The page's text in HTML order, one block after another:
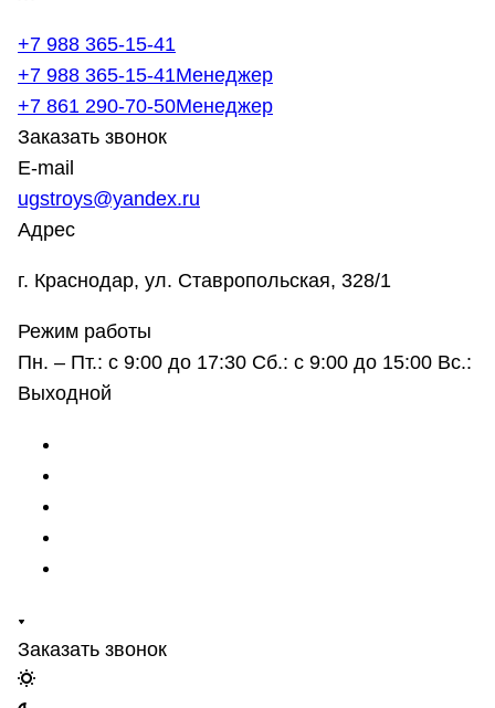
+7 988 365-15-41
+7 988 365-15-41Менеджер
+7 861 290-70-50Менеджер
Заказать звонок
E-mail
ugstroys@yandex.ru
Адрес
г. Краснодар, ул. Ставропольская, 328/1
Режим работы
Пн. – Пт.: с 9:00 до 17:30 Сб.: с 9:00 до 15:00 Вс.:
Выходной
Заказать звонок